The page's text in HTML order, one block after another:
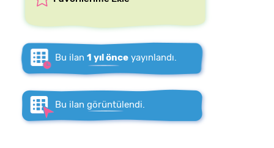
Bu ilan 1 yıl önce yayınlandı.
Bu ilan görüntülendi.